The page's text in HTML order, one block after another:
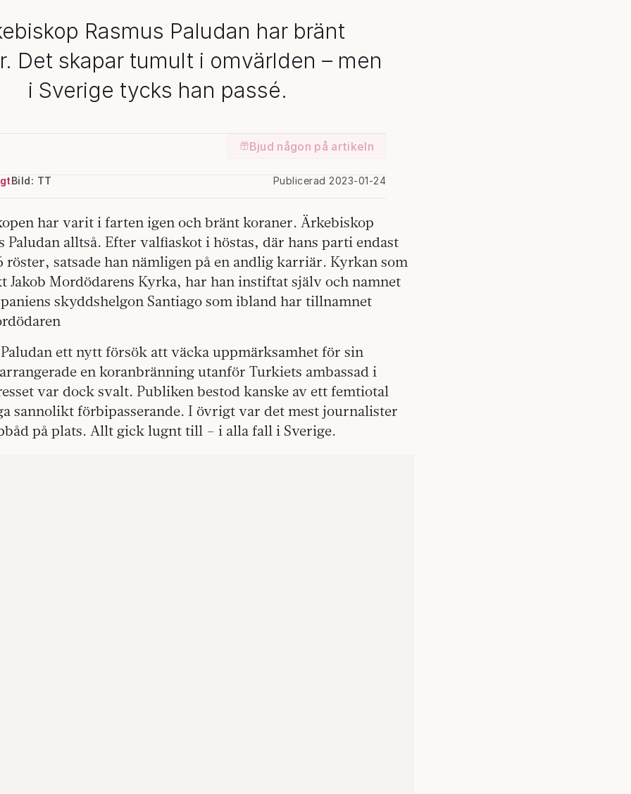
Rasmus Paludan har bränt
Det skapar tumult i omvärlden – men
i Sverige tycks han passé.
Bjud någon på artikeln
Publicerad 2023-01-24
Bild: TT
har varit i farten igen och bränt koraner. Ärkebiskop
Paludan alltså. Efter valfiaskot i höstas, där hans parti endast
röster, satsade han nämligen på en andlig karriär. Kyrkan som
Jakob Mordödarens Kyrka, har han instiftat själv och namnet
skyddshelgon Santiago som ibland har tillnamnet
ett nytt försök att väcka uppmärksamhet för sin
en koranbränning utanför Turkiets ambassad i
var dock svalt. Publiken bestod kanske av ett femtiotal
sannolikt förbipasserande. I övrigt var det mest journalister
på plats. Allt gick lugnt till – i alla fall i Sverige.